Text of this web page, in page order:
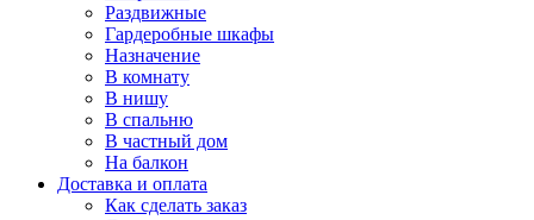
Раздвижные
Гардеробные шкафы
Назначение
В комнату
В нишу
В спальню
В частный дом
На балкон
Доставка и оплата
Как сделать заказ